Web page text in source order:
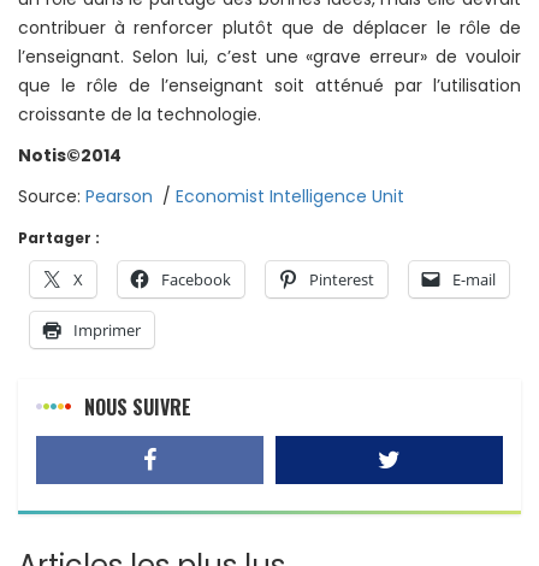
contribuer à renforcer plutôt que de déplacer le rôle de
l’enseignant. Selon lui, c’est une «grave erreur» de vouloir
que le rôle de l’enseignant soit atténué par l’utilisation
croissante de la technologie.
Notis©2014
Source: Pearson / Economist Intelligence Unit
Partager :
X Facebook Pinterest E-mail
Imprimer
NOUS SUIVRE